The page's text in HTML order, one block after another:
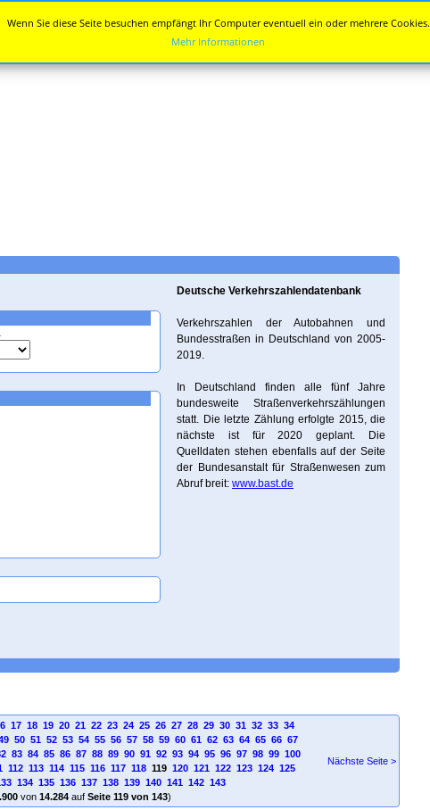
Deutsche Verkehrszahlendatenbank
Verkehrszahlen der Autobahnen und
Bundesstraßen in Deutschland von 2005-
2019.
In Deutschland finden alle fünf Jahre
bundesweite Straßenverkehrszählungen
statt. Die letzte Zählung erfolgte 2015, die
nächste ist für 2020 geplant. Die
Quelldaten stehen ebenfalls auf der Seite
der Bundesanstalt für Straßenwesen zum
Abruf breit: www.bast.de
17 18 19 20 21 22 23 24 25 26 27 28 29 30 31 32 33 34
50 51 52 53 54 55 56 57 58 59 60 61 62 63 64 65 66 67
83 84 85 86 87 88 89 90 91 92 93 94 95 96 97 98 99 100
112 113 114 115 116 117 118 119 120 121 122 123 124 125
134 135 136 137 138 139 140 141 142 143
von 14.284 auf Seite 119 von 143)
Nächste Seite >
Wenn Sie diese Seite besuchen empfängt Ihr Computer eventuell ein oder mehrere Cookies.
Mehr Informationen